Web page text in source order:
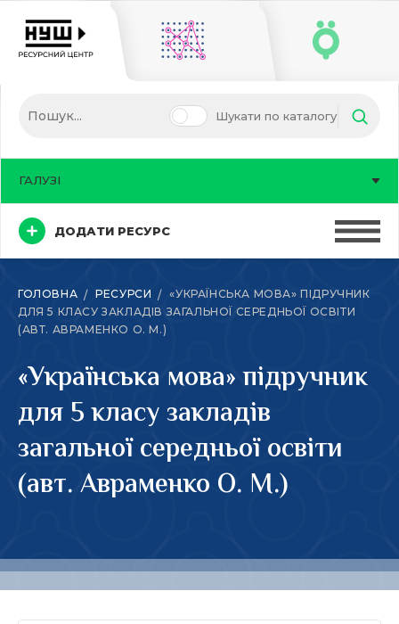
Шукати по каталогу
ДОДАТИ РЕСУРС
ГАЛУЗІ
ГОЛОВНА РЕСУРСИ
«УКРАЇНСЬКА МОВА» ПІДРУЧНИК
ДЛЯ 5 КЛАСУ ЗАКЛАДІВ ЗАГАЛЬНОЇ СЕРЕДНЬОЇ ОСВІТИ
(АВТ. АВРАМЕНКО О. М.)
«Українська мова» підручник
для 5 класу закладів
загальної середньої освіти
(авт. Авраменко О. М.)